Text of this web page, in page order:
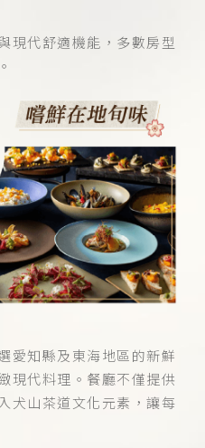
現代舒適機能，多數房型
愛知縣及東海地區的新鮮
現代料理。餐廳不僅提供
犬山茶道文化元素，讓每